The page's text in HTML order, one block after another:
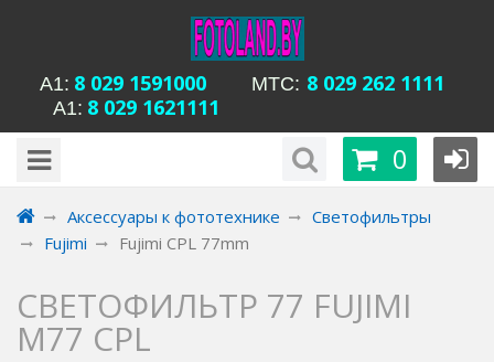
А1: 8 029 1591000 MTC: 8 029 262 1111
А1: 8 029 1621111
Время работы магазина Уманская 54:будни с 15-00 до
20-00, сб с 13-00 до 18-00, вс вых
0
Аксессуары к фототехнике
Светофильтры
Fujimi
Fujimi CPL 77mm
СВЕТОФИЛЬТР 77 FUJIMI
M77 CPL